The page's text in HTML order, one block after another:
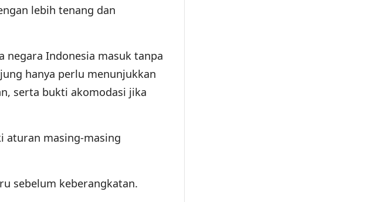
lebih tenang dan
negara Indonesia masuk tanpa
hanya perlu menunjukkan
serta bukti akomodasi jika
aturan masing-masing
sebelum keberangkatan.